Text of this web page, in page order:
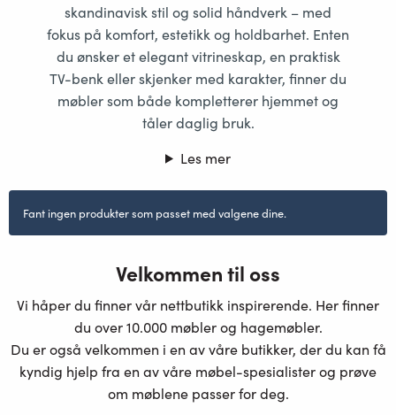
skandinavisk stil og solid håndverk – med
fokus på komfort, estetikk og holdbarhet. Enten
du ønsker et elegant vitrineskap, en praktisk
TV-benk eller skjenker med karakter, finner du
møbler som både kompletterer hjemmet og
tåler daglig bruk.
Les mer
Fant ingen produkter som passet med valgene dine.
Velkommen til oss
Vi håper du finner vår nettbutikk inspirerende. Her finner
du over 10.000 møbler og hagemøbler.
Du er også velkommen i en av våre butikker, der du kan få
kyndig hjelp fra en av våre møbel-spesialister og prøve
om møblene passer for deg.